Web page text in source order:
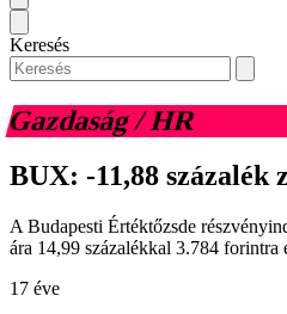
Keresés
Gazdaság / HR
BUX: -11,88 százalék
A Budapesti Értéktőzsde
ára 14,99 százalékkal 3.784 forintra
17 éve